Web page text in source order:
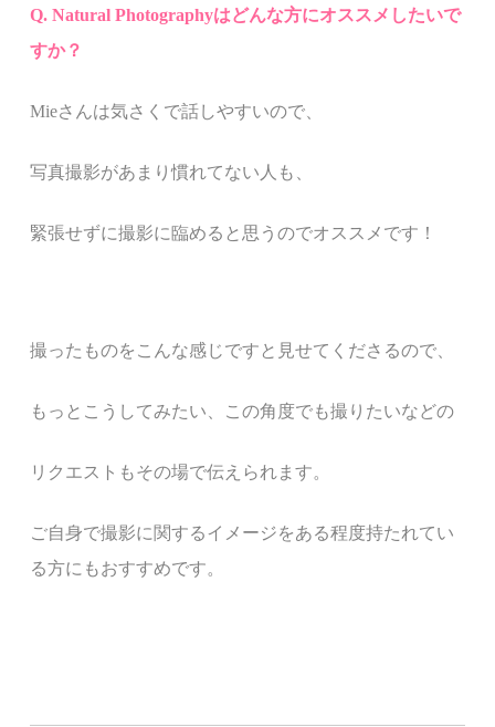
Q. Natural Photographyはどんな方にオススメしたいで
すか？
Mieさんは気さくで話しやすいので、
写真撮影があまり慣れてない人も、
緊張せずに撮影に臨めると思うのでオススメです！
撮ったものをこんな感じですと見せてくださるので、
もっとこうしてみたい、この角度でも撮りたいなどの
リクエストもその場で伝えられます。
ご自身で撮影に関するイメージをある程度持たれてい
る方にもおすすめです。